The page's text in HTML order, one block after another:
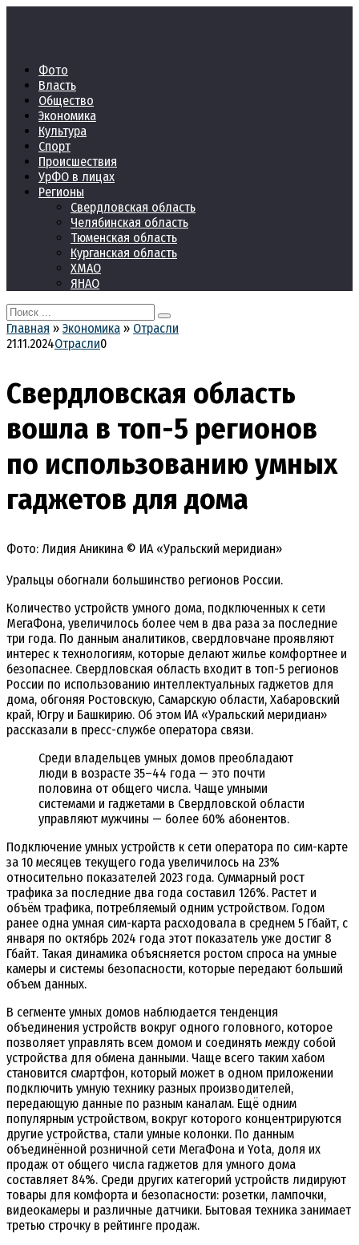
Фото
Власть
Общество
Экономика
Культура
Спорт
Происшествия
УрФО в лицах
Регионы
Свердловская область
Челябинская область
Тюменская область
Курганская область
ХМАО
ЯНАО
Search
for:
Главная » Экономика » Отрасли
21.11.2024Отрасли0
Свердловская область
вошла в топ-5 регионов
по использованию умных
гаджетов для дома
Фото: Лидия Аникина © ИА «Уральский меридиан»
Уральцы обогнали большинство регионов России.
Количество устройств умного дома, подключенных к сети
МегаФона, увеличилось более чем в два раза за последние
три года. По данным аналитиков, свердловчане проявляют
интерес к технологиям, которые делают жилье комфортнее и
безопаснее. Свердловская область входит в топ-5 регионов
России по использованию интеллектуальных гаджетов для
дома, обгоняя Ростовскую, Самарскую области, Хабаровский
край, Югру и Башкирию. Об этом ИА «Уральский меридиан»
рассказали в пресс-службе оператора связи.
Среди владельцев умных домов преобладают
люди в возрасте 35–44 года — это почти
половина от общего числа. Чаще умными
системами и гаджетами в Свердловской области
управляют мужчины — более 60% абонентов.
Подключение умных устройств к сети оператора по сим-карте
за 10 месяцев текущего года увеличилось на 23%
относительно показателей 2023 года. Суммарный рост
трафика за последние два года составил 126%. Растет и
объём трафика, потребляемый одним устройством. Годом
ранее одна умная сим-карта расходовала в среднем 5 Гбайт, с
января по октябрь 2024 года этот показатель уже достиг 8
Гбайт. Такая динамика объясняется ростом спроса на умные
камеры и системы безопасности, которые передают больший
объем данных.
В сегменте умных домов наблюдается тенденция
объединения устройств вокруг одного головного, которое
позволяет управлять всем домом и соединять между собой
устройства для обмена данными. Чаще всего таким хабом
становится смартфон, который может в одном приложении
подключить умную технику разных производителей,
передающую данные по разным каналам. Ещё одним
популярным устройством, вокруг которого концентрируются
другие устройства, стали умные колонки. По данным
объединённой розничной сети МегаФона и Yota, доля их
продаж от общего числа гаджетов для умного дома
составляет 84%. Среди других категорий устройств лидируют
товары для комфорта и безопасности: розетки, лампочки,
видеокамеры и различные датчики. Бытовая техника занимает
третью строчку в рейтинге продаж.